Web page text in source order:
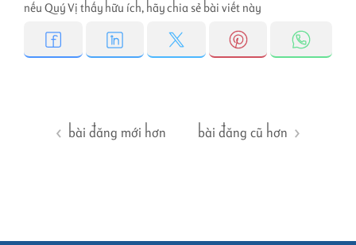
nếu Quý Vị thấy hữu ích, hãy chia sẻ bài viết này
bài đăng mới hơn bài đăng cũ hơn